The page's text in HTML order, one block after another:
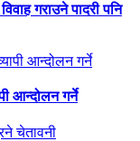
गराउने पादरी पनि
आन्दोलन गर्ने